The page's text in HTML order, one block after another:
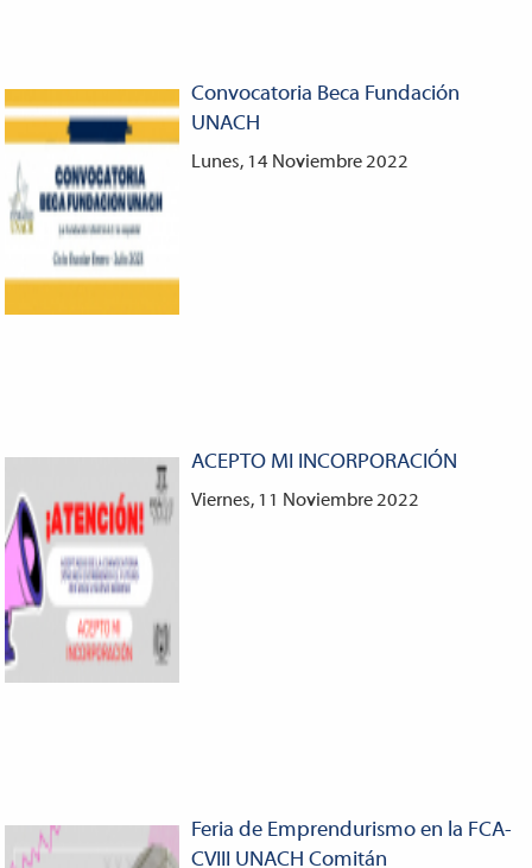
Convocatoria Beca Fundación
UNACH
Lunes, 14 Noviembre 2022
ACEPTO MI INCORPORACIÓN
Viernes, 11 Noviembre 2022
Feria de Emprendurismo en la FCA-
CVIII UNACH Comitán